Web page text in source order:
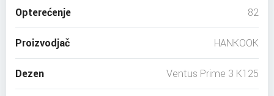
Opterećenje 82
Proizvodjač HANKOOK
Dezen Ventus Prime 3 K125